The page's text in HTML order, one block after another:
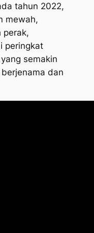
tahun 2022,
mewah,
perak,
peringkat
semakin
dan